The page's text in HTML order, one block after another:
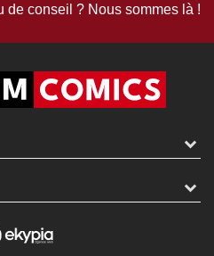
de conseil ? Nous sommes là !